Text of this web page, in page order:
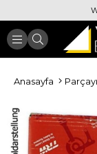
Anasayfa